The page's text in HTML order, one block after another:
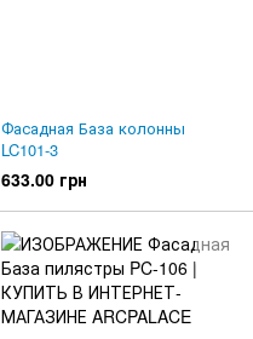
Фасадная База колонны
LC101-3
633.00 грн